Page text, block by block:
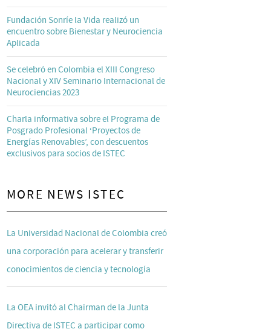
Fundación Sonríe la Vida realizó un
encuentro sobre Bienestar y Neurociencia
Aplicada
Se celebró en Colombia el XIII Congreso
Nacional y XIV Seminario Internacional de
Neurociencias 2023
Charla informativa sobre el Programa de
Posgrado Profesional ‘Proyectos de
Energías Renovables’, con descuentos
exclusivos para socios de ISTEC
MORE NEWS ISTEC
La Universidad Nacional de Colombia creó
una corporación para acelerar y transferir
conocimientos de ciencia y tecnología
La OEA invitó al Chairman de la Junta
Directiva de ISTEC a participar como